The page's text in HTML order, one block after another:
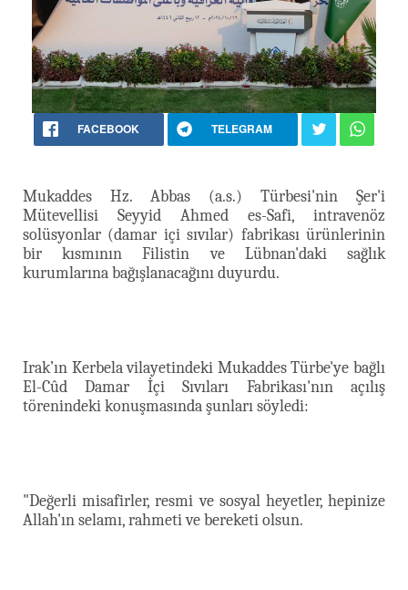
FACEBOOK TELEGRAM
Mukaddes Hz. Abbas (a.s.) Türbesi'nin Şer'i
Mütevellisi Seyyid Ahmed es-Safi, intravenöz
solüsyonlar (damar içi sıvılar) fabrikası ürünlerinin
bir kısmının Filistin ve Lübnan'daki sağlık
kurumlarına bağışlanacağını duyurdu.
Irak’ın Kerbela vilayetindeki Mukaddes Türbe'ye bağlı
El-Cûd Damar İçi Sıvıları Fabrikası'nın açılış
törenindeki konuşmasında şunları söyledi:
"Değerli misafirler, resmi ve sosyal heyetler, hepinize
Allah'ın selamı, rahmeti ve bereketi olsun.